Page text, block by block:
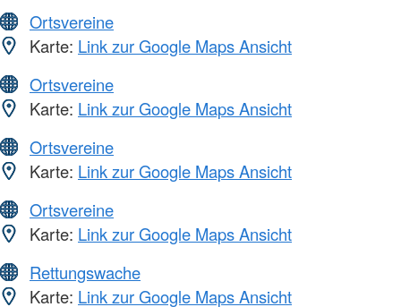
Ortsvereine
Karte: Link zur Google Maps Ansicht
Ortsvereine
Karte: Link zur Google Maps Ansicht
Ortsvereine
Karte: Link zur Google Maps Ansicht
Ortsvereine
Karte: Link zur Google Maps Ansicht
Rettungswache
Karte: Link zur Google Maps Ansicht